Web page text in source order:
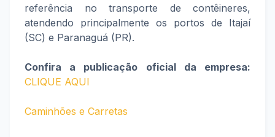
referência no transporte de contêineres,
atendendo principalmente os portos de Itajaí
(SC) e Paranaguá (PR).
Confira a publicação oficial da empresa:
CLIQUE AQUI
Caminhões e Carretas